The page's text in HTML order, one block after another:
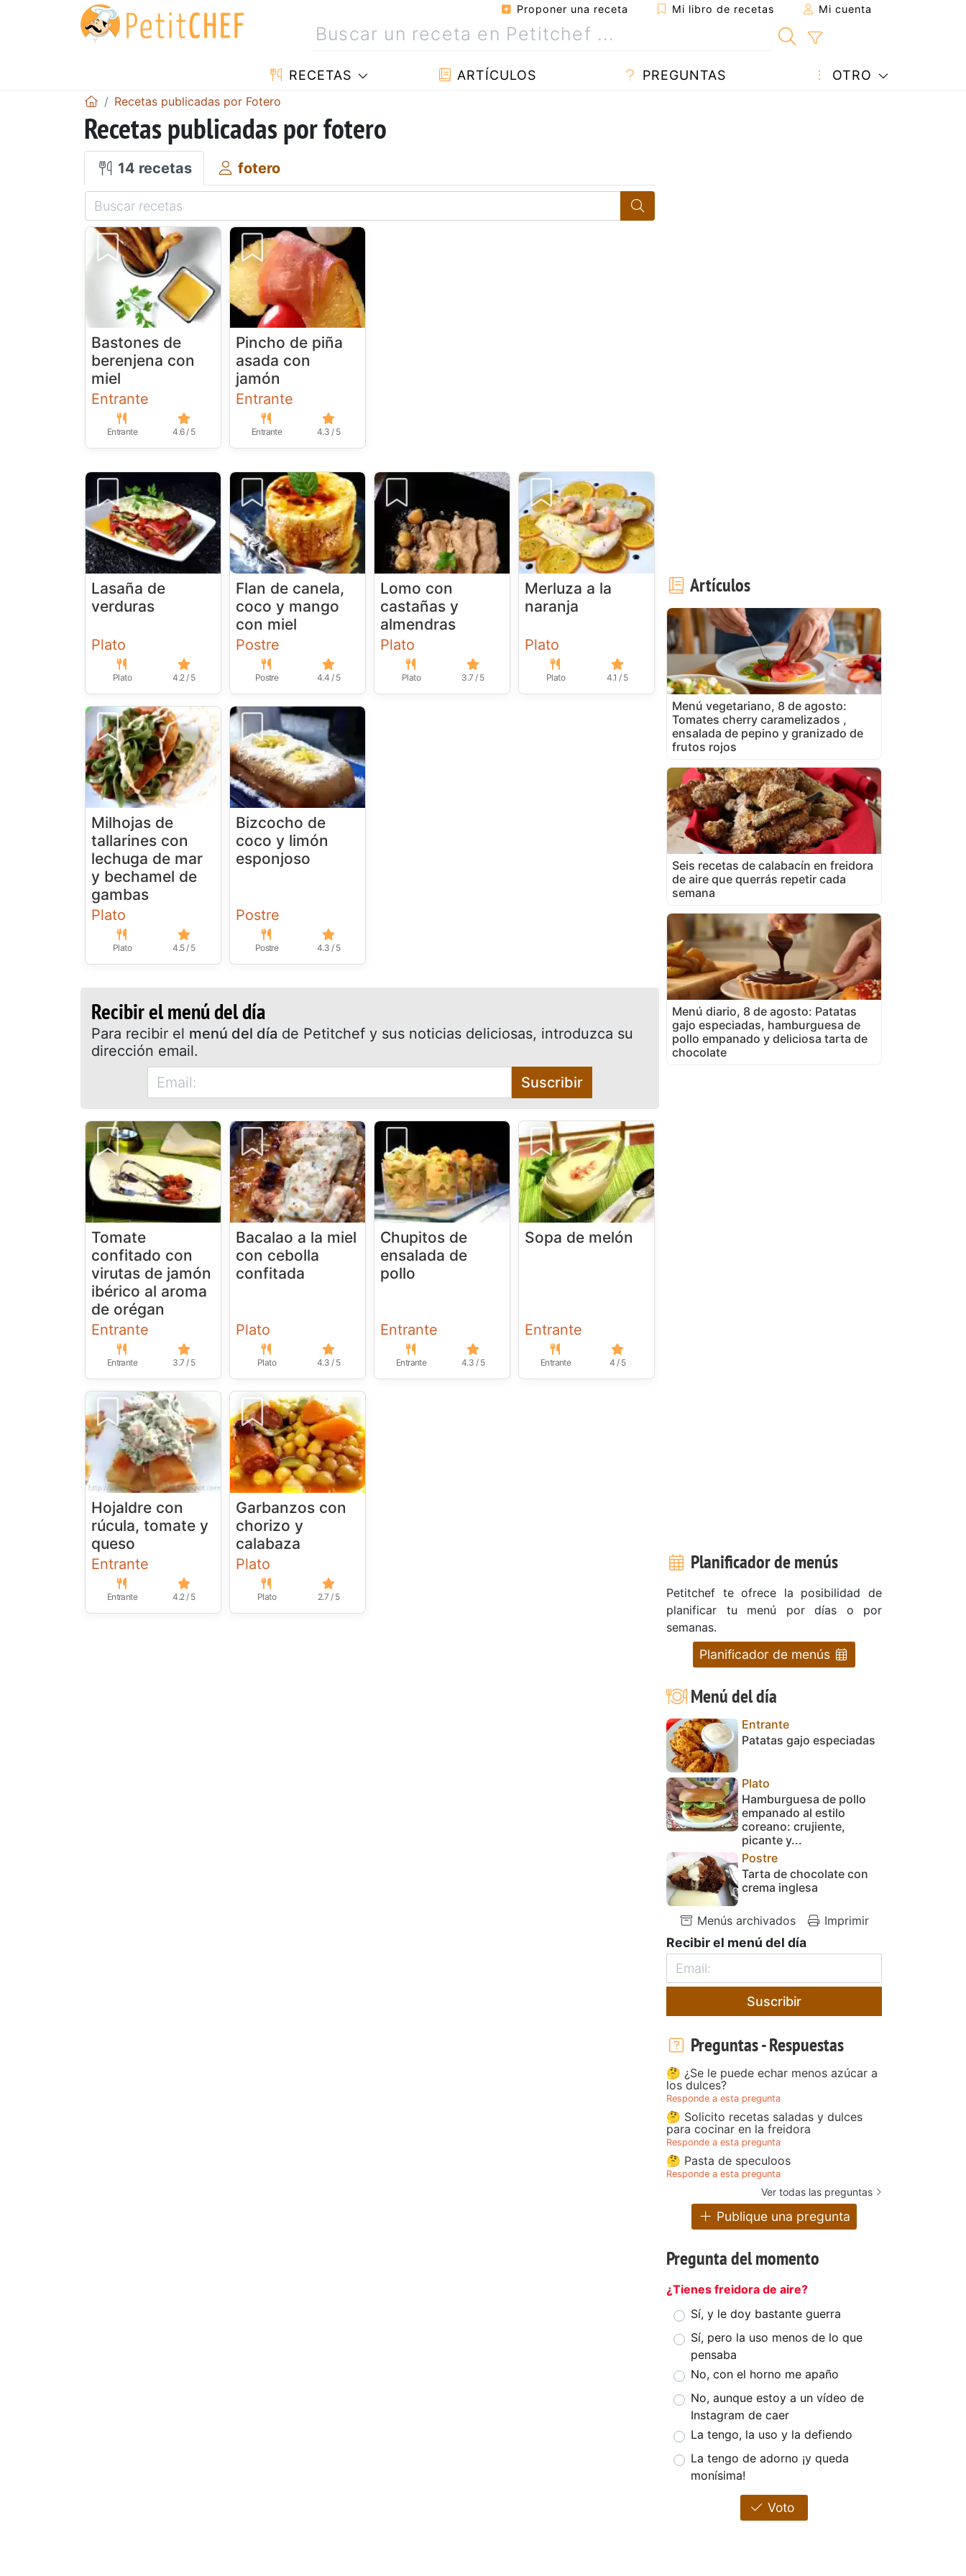
Proponer una receta Mi libro de recetas Mi cuenta
RECETAS ARTÍCULOS PREGUNTAS OTRO
Recetas publicadas por Fotero
Recetas publicadas por fotero
14 recetas fotero
Bastones de
berenjena con
miel
Entrante
Entrante 4.6 / 5
Pincho de piña
asada con
jamón
Entrante
Entrante 4.3 / 5
Lasaña de
verduras
Plato
Plato 4.2 / 5
Flan de canela,
coco y mango
con miel
Postre
Postre 4.4 / 5
Lomo con
castañas y
almendras
Plato
Plato 3.7 / 5
Merluza a la
naranja
Plato
Plato 4.1 / 5
Milhojas de
tallarines con
lechuga de mar
y bechamel de
gambas
Plato
Plato 4.5 / 5
Bizcocho de
coco y limón
esponjoso
Postre
Postre 4.3 / 5
Recibir el menú del día
Para recibir el menú del día de Petitchef y sus noticias deliciosas, introduzca su
dirección email.
Suscribir
Tomate
confitado con
virutas de jamón
ibérico al aroma
de orégan
Entrante
Entrante 3.7 / 5
Bacalao a la miel
con cebolla
confitada
Plato
Plato 4.3 / 5
Chupitos de
ensalada de
pollo
Entrante
Entrante 4.3 / 5
Sopa de melón
Entrante
Entrante 4 / 5
Hojaldre con
rúcula, tomate y
queso
Entrante
Entrante 4.2 / 5
Garbanzos con
chorizo y
calabaza
Plato
Plato 2.7 / 5
Artículos
Menú vegetariano, 8 de agosto:
Tomates cherry caramelizados ,
ensalada de pepino y granizado de
frutos rojos
Seis recetas de calabacín en freidora
de aire que querrás repetir cada
semana
Menú diario, 8 de agosto: Patatas
gajo especiadas, hamburguesa de
pollo empanado y deliciosa tarta de
chocolate
Planificador de menús
Petitchef te ofrece la posibilidad de
planificar tu menú por días o por
semanas.
Planificador de menús
Menú del día
Entrante
Patatas gajo especiadas
Plato
Hamburguesa de pollo
empanado al estilo
coreano: crujiente,
picante y...
Postre
Tarta de chocolate con
crema inglesa
Menús archivados Imprimir
Recibir el menú del día
Suscribir
Preguntas - Respuestas
🤔 ¿Se le puede echar menos azúcar a
los dulces?
Responde a esta pregunta
🤔 Solicito recetas saladas y dulces
para cocinar en la freidora
Responde a esta pregunta
🤔 Pasta de speculoos
Responde a esta pregunta
Ver todas las preguntas
Publique una pregunta
Pregunta del momento
¿Tienes freidora de aire?
Sí, y le doy bastante guerra
Sí, pero la uso menos de lo que
pensaba
No, con el horno me apaño
No, aunque estoy a un vídeo de
Instagram de caer
La tengo, la uso y la defiendo
La tengo de adorno ¡y queda
monísima!
Voto